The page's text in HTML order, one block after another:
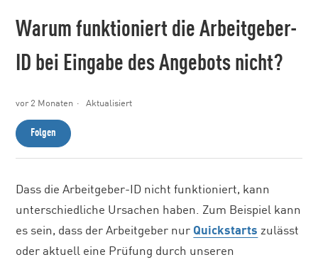
Warum funktioniert die Arbeitgeber-
ID bei Eingabe des Angebots nicht?
vor 2 Monaten Aktualisiert
Folgen
Dass die Arbeitgeber-ID nicht funktioniert, kann
unterschiedliche Ursachen haben. Zum Beispiel kann
es sein, dass der Arbeitgeber nur Quickstarts zulässt
oder aktuell eine Prüfung durch unseren